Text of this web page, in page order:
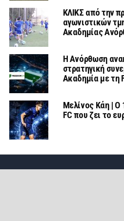
ΚΛΙΚΣ από την
αγωνιστικών
Ακαδημίας
Η Ανόρθωση
στρατηγική
Ακαδημία με τη
Μελίνος Κάη | Ο
FC που ζει το